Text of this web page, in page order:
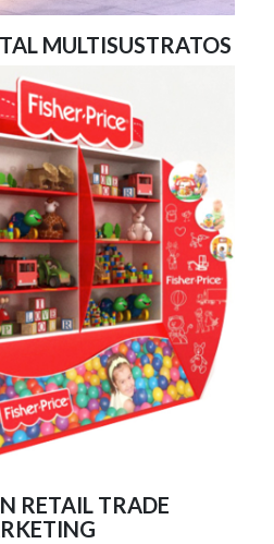
MULTISUSTRATOS
RETAIL TRADE